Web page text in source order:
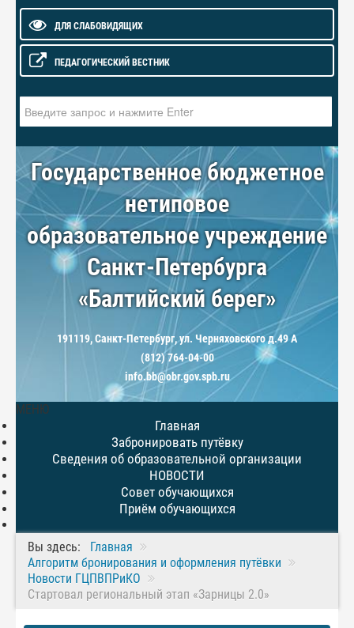
ДЛЯ СЛАБОВИДЯЩИХ
ПЕДАГОГИЧЕСКИЙ ВЕСТНИК
Государственное бюджетное
нетиповое
образовательное учреждение
Санкт-Петербурга
«Балтийский берег»
191119, Санкт-Петербург, ул. Черняховского д.49 А
(812) 764-04-00
info.bb@obr.gov.spb.ru
МЕНЮ
Главная
Забронировать путёвку
Сведения об образовательной организации
НОВОСТИ
Совет обучающихся
Приём обучающихся
Вы здесь:
Главная
Алгоритм бронирования и оформления путёвки
Новости ГЦПВПРиКО
Стартовал региональный этап «Зарницы 2.0»